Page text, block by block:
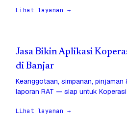
Lihat layanan →
Jasa Bikin Aplikasi
di Banjar
Keanggotaan, simpanan, pinjaman
laporan RAT — siap untuk
Lihat layanan →